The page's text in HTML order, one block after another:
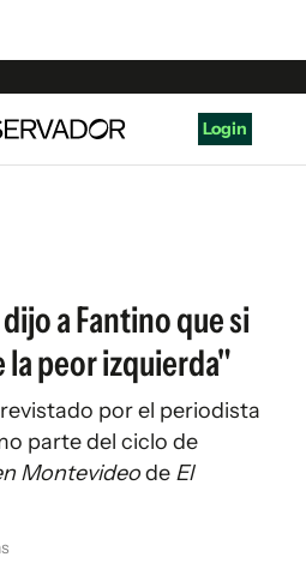
Login
a Fantino que si
la peor izquierda"
por el periodista
parte del ciclo de
Montevideode El